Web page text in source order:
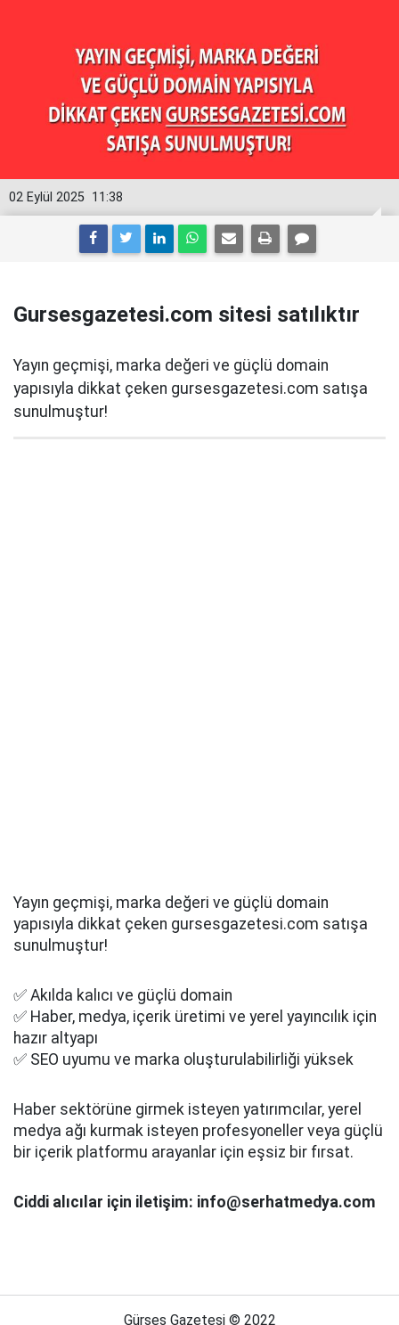
11:38
02 Eylül 2025
Gursesgazetesi.com sitesi satılıktır
Yayın geçmişi, marka değeri ve güçlü domain
yapısıyla dikkat çeken gursesgazetesi.com satışa
sunulmuştur!
Yayın geçmişi, marka değeri ve güçlü domain
yapısıyla dikkat çeken gursesgazetesi.com satışa
sunulmuştur!
✅ Akılda kalıcı ve güçlü domain
✅ Haber, medya, içerik üretimi ve yerel yayıncılık için
hazır altyapı
✅ SEO uyumu ve marka oluşturulabilirliği yüksek
Haber sektörüne girmek isteyen yatırımcılar, yerel
medya ağı kurmak isteyen profesyoneller veya güçlü
bir içerik platformu arayanlar için eşsiz bir fırsat.
Ciddi alıcılar için iletişim: info@serhatmedya.com
Gürses Gazetesi © 2022